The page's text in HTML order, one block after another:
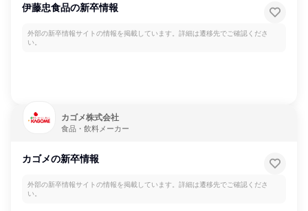
伊藤忠食品の新卒情報
外部の新卒情報サイトの情報を掲載しています。詳細は遷移先でご確認くださ
い。
カゴメ株式会社
食品・飲料メーカー
カゴメの新卒情報
外部の新卒情報サイトの情報を掲載しています。詳細は遷移先でご確認くださ
い。